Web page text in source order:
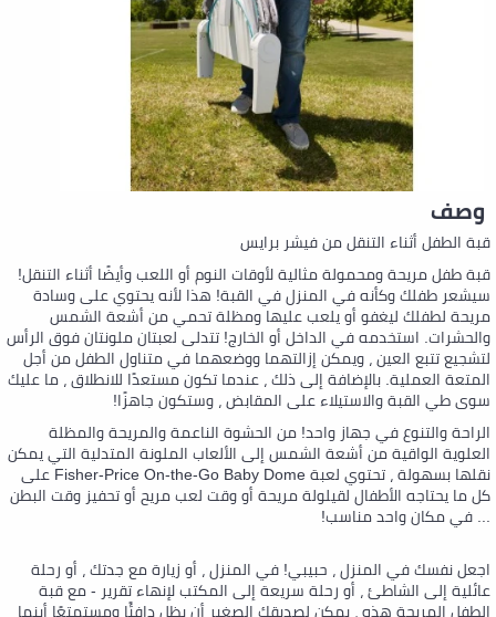
وصف
قبة الطفل أثناء التنقل من فيشر برايس
قبة طفل مريحة ومحمولة مثالية لأوقات النوم أو اللعب وأيضًا أثناء التنقل!
سيشعر طفلك وكأنه في المنزل في القبة! هذا لأنه يحتوي على وسادة
مريحة لطفلك ليغفو أو يلعب عليها ومظلة تحمي من أشعة الشمس
والحشرات. استخدمه في الداخل أو الخارج! تتدلى لعبتان ملونتان فوق الرأس
لتشجيع تتبع العين ، ويمكن إزالتهما ووضعهما في متناول الطفل من أجل
المتعة العملية. بالإضافة إلى ذلك ، عندما تكون مستعدًا للانطلاق ، ما عليك
سوى طي القبة والاستيلاء على المقابض ، وستكون جاهزًا!
الراحة والتنوع في جهاز واحد! من الحشوة الناعمة والمريحة والمظلة
العلوية الواقية من أشعة الشمس إلى الألعاب الملونة المتدلية التي يمكن
نقلها بسهولة ، تحتوي لعبة Fisher-Price On-the-Go Baby Dome على
كل ما يحتاجه الأطفال لقيلولة مريحة أو وقت لعب مريح أو تحفيز وقت البطن
... في مكان واحد مناسب!
اجعل نفسك في المنزل ، حبيبي! في المنزل ، أو زيارة مع جدتك ، أو رحلة
عائلية إلى الشاطئ ، أو رحلة سريعة إلى المكتب لإنهاء تقرير - مع قبة
الطفل المريحة هذه ، يمكن لصديقك الصغير أن يظل دافئًا ومستمتعًا أينما